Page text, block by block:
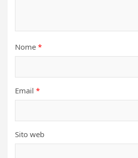
Nome *
Email *
Sito web